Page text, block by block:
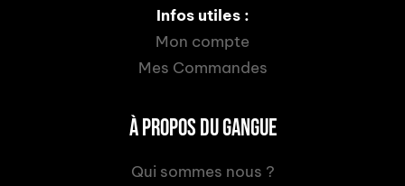
Infos utiles :
Mon compte
Mes Commandes
À PROPOS DU GANGUE
Qui sommes nous ?